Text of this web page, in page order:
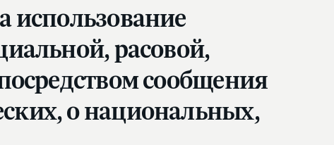
использование
расовой,
сообщения
о национальных,